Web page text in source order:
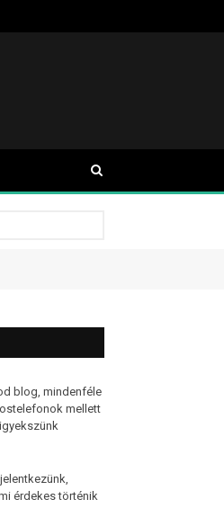
blog, mindenféle
mellett
érdekes történik